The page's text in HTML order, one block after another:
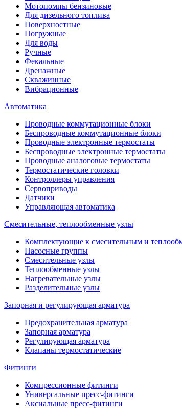
Мотопомпы бензиновые
Для дизельного топлива
Поверхностные
Погружные
Для воды
Ручные
Фекальные
Дренажные
Скважинные
Вибрационные
Автоматика
Проводные коммутационные блоки
Беспроводные коммутационные блоки
Проводные электронные термостаты
Беспроводные электронные термостаты
Проводные аналоговые термостаты
Термостатические головки
Контроллеры управления
Сервоприводы
Датчики
Управляющая автоматика
Смесительные, теплообменные узлы
Комплектующие к смесительным и
Насосные группы
Смесительные узлы
Теплообменные узлы
Нагревательные узлы
Разделительные узлы
Запорная и регулирующая арматура
Предохранительная арматура
Запорная арматура
Регулирующая арматура
Клапаны термостатические
Фитинги
Компрессионные фитинги
Универсальные пресс-фитинги
Аксиальные пресс-фитинги